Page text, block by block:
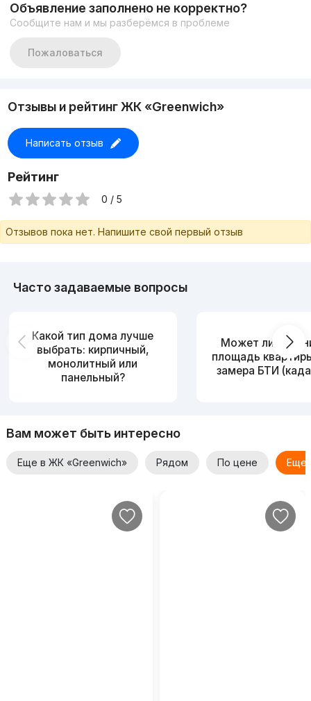
https://t.me/apartments_tashkent
+998917878883
Объявление заполнено не корректно?
Сообщите нам и мы разберёмся в проблеме
Пожаловаться
Отзывы и рейтинг ЖК «Greenwich»
Написать отзыв
Рейтинг
0 / 5
Отзывов пока нет. Напишите свой первый отзыв
Часто задаваемые вопросы
Какой тип дома лучше
выбрать: кирпичный,
монолитный или
панельный?
Может ли
площадь
замера БТИ
Вам может быть интересно
Еще в ЖК «Greenwich» Рядом По цене Еще